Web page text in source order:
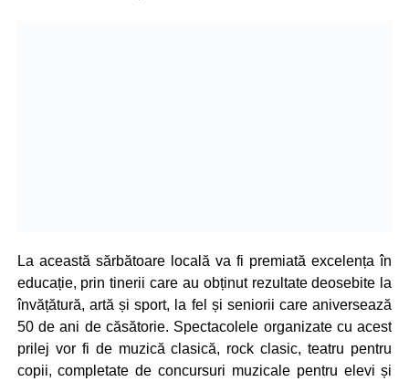
La această sărbătoare locală va fi premiată excelența în
educație, prin tinerii care au obținut rezultate deosebite la
învățătură, artă și sport, la fel și seniorii care aniversează
50 de ani de căsătorie. Spectacolele organizate cu acest
prilej vor fi de muzică clasică, rock clasic, teatru pentru
copii, completate de concursuri muzicale pentru elevi și